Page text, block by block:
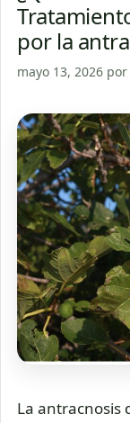
por la
mayo 13, 2026 por
La antracnosis